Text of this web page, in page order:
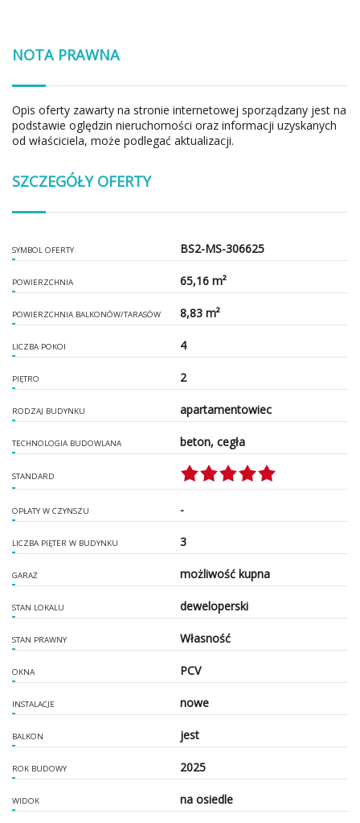
NOTA PRAWNA
Opis oferty zawarty na stronie internetowej sporządzany jest na
podstawie oględzin nieruchomości oraz informacji uzyskanych
od właściciela, może podlegać aktualizacji.
SZCZEGÓŁY OFERTY
SYMBOL OFERTY BS2-MS-306625
POWIERZCHNIA 65,16 m²
POWIERZCHNIA BALKONÓW/TARASÓW 8,83 m²
LICZBA POKOI 4
PIĘTRO 2
RODZAJ BUDYNKU apartamentowiec
TECHNOLOGIA BUDOWLANA beton, cegła
STANDARD
OPŁATY W CZYNSZU -
LICZBA PIĘTER W BUDYNKU 3
GARAŻ możliwość kupna
STAN LOKALU deweloperski
STAN PRAWNY Własność
OKNA PCV
INSTALACJE nowe
BALKON jest
ROK BUDOWY 2025
WIDOK na osiedle